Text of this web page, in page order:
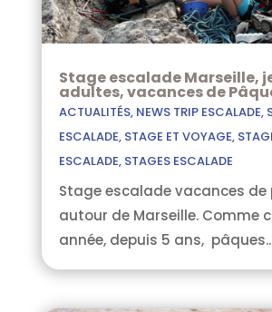
Stage escalade Marseille,
adultes, vacances de
ACTUALITÉS, NEWS TRIP ESCALADE,
ESCALADE, STAGE ET VOYAGE,
ESCALADE, STAGES ESCALADE
Stage escalade vacances de
autour de Marseille. Comme
année, depuis 5 ans,